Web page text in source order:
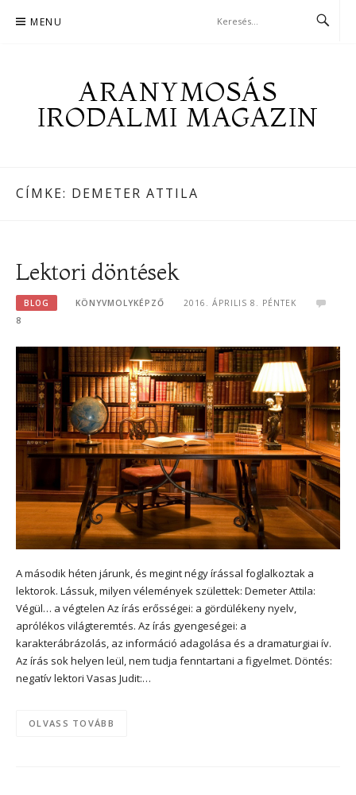
MENU
ARANYMOSÁS
IRODALMI MAGAZIN
CÍMKE: DEMETER ATTILA
Lektori döntések
BLOG KÖNYVMOLYKÉPZŐ
2016. ÁPRILIS 8. PÉNTEK
8
A második héten járunk, és megint négy írással foglalkoztak a
lektorok. Lássuk, milyen vélemények születtek: Demeter Attila:
Végül… a végtelen Az írás erősségei: a gördülékeny nyelv,
aprólékos világteremtés. Az írás gyengeségei: a
karakterábrázolás, az információ adagolása és a dramaturgiai ív.
Az írás sok helyen leül, nem tudja fenntartani a figyelmet. Döntés:
negatív lektori Vasas Judit:…
OLVASS TOVÁBB